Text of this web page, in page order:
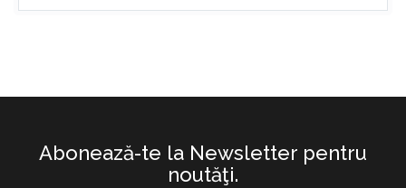
Abonează-te la Newsletter pentru
noutăţi.